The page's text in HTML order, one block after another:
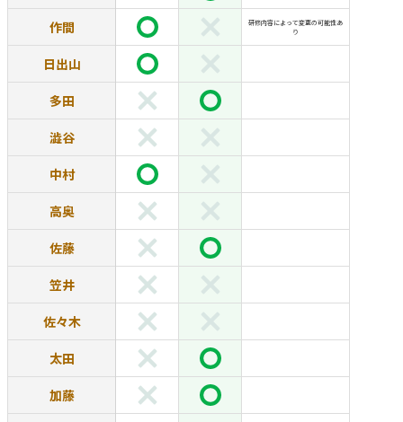
作間
研修内容によって変更の可能性あ
り
日出山
多田
澁谷
中村
高奥
佐藤
笠井
佐々木
太田
加藤